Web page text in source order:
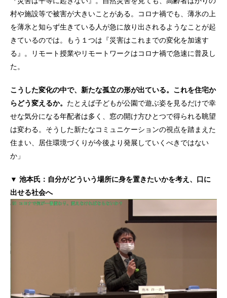
村や施設等で被害が大きいことがある。コロナ禍でも、薄氷の上
を薄氷と知らず生きている人が急に放り出されるようなことが起
きているのでは。もう１つは『災害はこれまでの変化を加速す
る』。リモート授業やリモートワークはコロナ禍で急速に普及し
た。
こうした変化の中で、新たな孤立の形が出ている。これを住宅か
らどう変えるか。 たとえば子どもが公園で遊ぶ姿を見るだけで幸
せな気分になる年配者は多く、窓の開け方ひとつで得られる眺望
は変わる。そうした新たなコミュニケーションの視点を踏まえた
住まい、居住環境づくりが今後より発展していくべきではない
か」
▼ 池本氏：自分がどういう場所に身を置きたいかを考え、口に
出せる社会へ